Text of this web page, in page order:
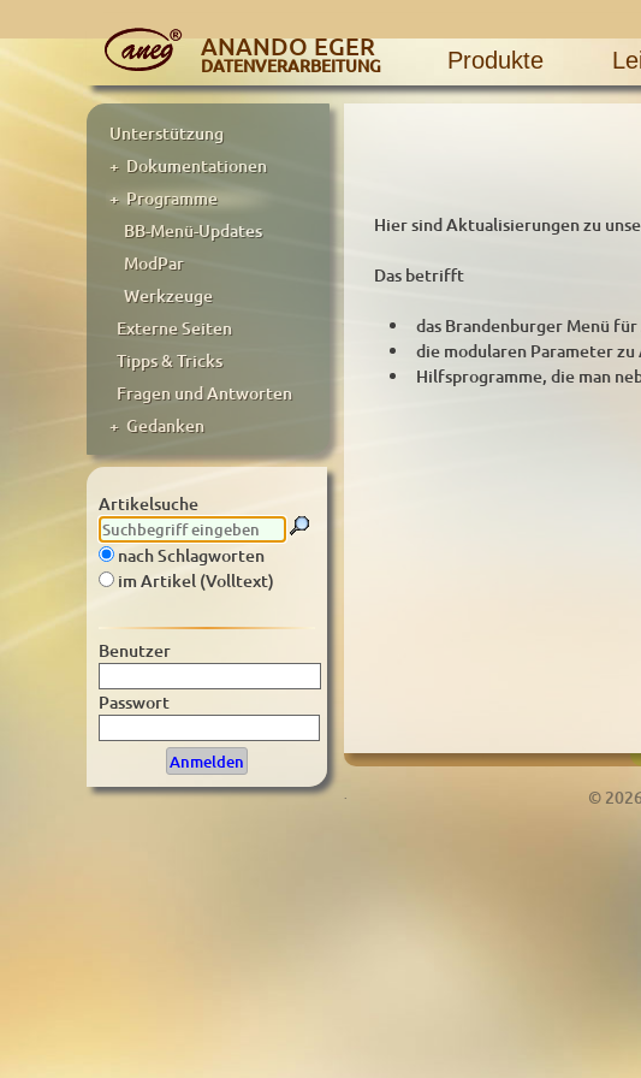
ANANDO EGER
DATENVERARBEITUNG Produkte
Unterstützung
+ Dokumentationen
+ Programme
BB-Menü-Updates
ModPar
Werkzeuge
Externe Seiten
Tipps & Tricks
Fragen und Antworten
+ Gedanken
Artikelsuche
nach Schlagworten
im Artikel (Volltext)
Benutzer
Passwort
Hier sind Aktualisierungen zu
Das betrifft
das Brandenburger Menü
die modularen Parameter zu
Hilfsprogramme, die man
. ©